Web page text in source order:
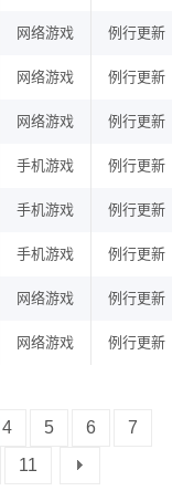
网络游戏 例行更新
网络游戏 例行更新
网络游戏 例行更新
手机游戏 例行更新
手机游戏 例行更新
手机游戏 例行更新
网络游戏 例行更新
网络游戏 例行更新
4 5 6
7
11